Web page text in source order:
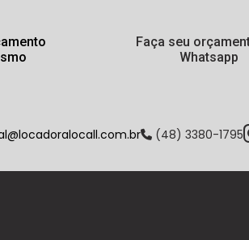
Faça seu
Whatsapp
(48) 3380-1795